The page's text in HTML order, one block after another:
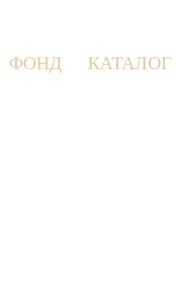
ФОНД КАТАЛОГ